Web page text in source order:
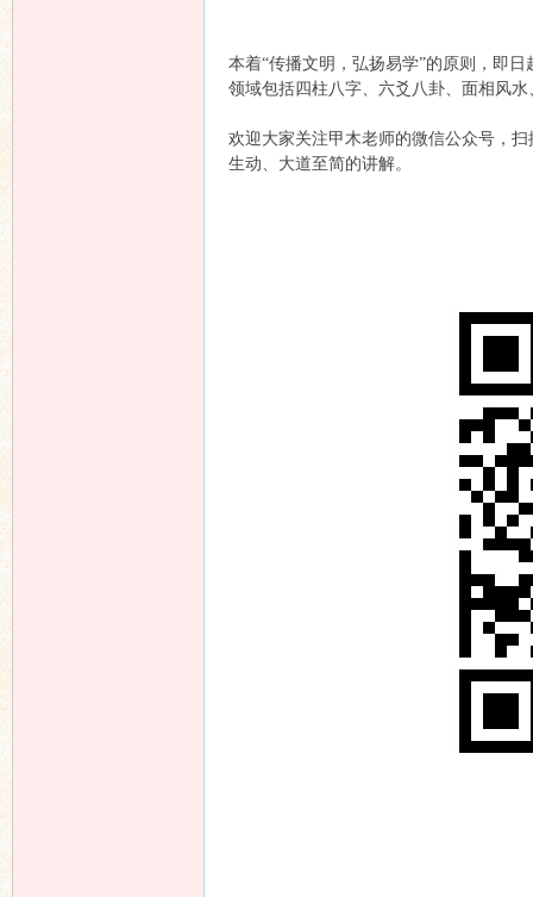
本着“传播文明，弘扬易学”的原则，即
领域包括四柱八字、六爻八卦、面相风
欢迎大家关注甲木老师的微信公众号，
生动、大道至简的讲解。